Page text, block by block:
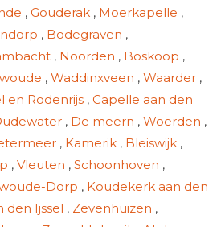
, Gouderak , Moerkapelle ,
, Bodegraven ,
, Noorden , Boskoop ,
, Waddinxveen , Waarder ,
en Rodenrijs , Capelle aan den
, De meern , Woerden ,
, Kamerik , Bleiswijk ,
, Vleuten , Schoonhoven ,
Dorp , Koudekerk aan den
den Ijssel , Zevenhuizen ,